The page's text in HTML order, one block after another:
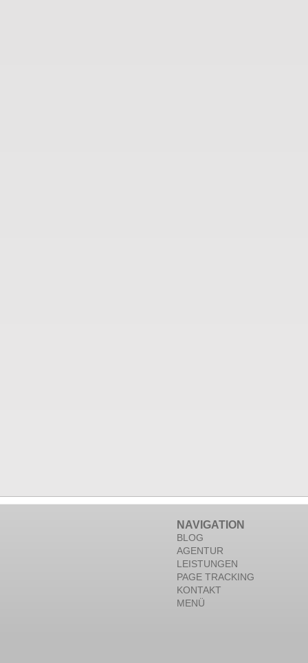
NAVIGATION
BLOG
AGENTUR
LEISTUNGEN
PAGE TRACKING
KONTAKT
MENÜ